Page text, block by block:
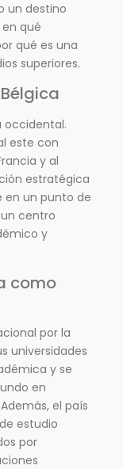
un destino
qué
qué es una
superiores.
occidental.
este con
y al
estratégica
en un punto de
centro
y
como
por la
universidades
y se
en
el país
estudio
por